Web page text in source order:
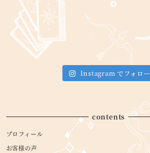
Instagram でフォロー
contents
プロフィール
お客様の声